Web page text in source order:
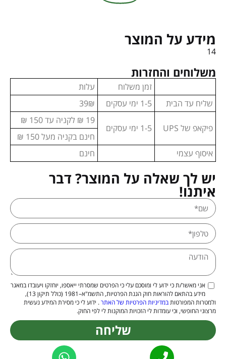
מידע על המוצר
14
משלוחים והחזרות
זמן משלוח
עלות
שליח עד הבית
1-5 ימי עסקים 39₪
פיקאפ של UPS 1-5 ימי עסקים
19 ₪ לקניה עד 150 ₪
חינם בקניה מעל 150 ₪
איסוף עצמי
חינם
יש לך שאלה על המוצר? דבר
איתנו!
אני מאשר/ת כי ידוע לי ומוסכם עלי כי הפרטים שמסרתי ייאספו, יוחזקו ויעובדו במאגר
מידע בהתאם להוראות חוק הגנת הפרטיות, התשמ"א–1981 (כולל תיקון 13),
ולמטרות המפורטותבמדיניות הפרטיות של האתר. ידוע לי כי מסירת המידע נעשית
מרצוני החופשי, וכי עומדות לי הזכויות המוקנות לי לפי החוק.
שליחה